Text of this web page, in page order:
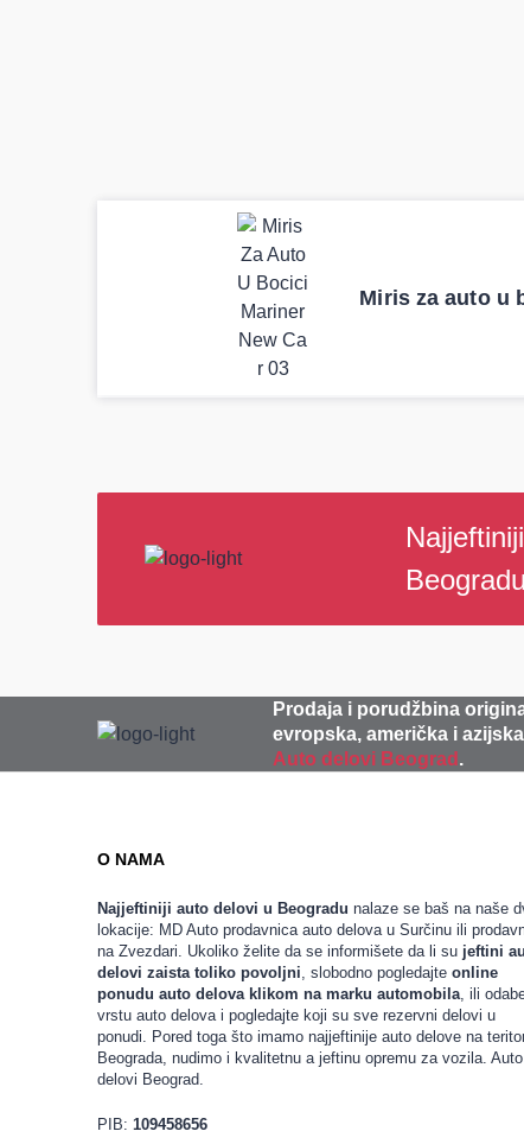
Miris za auto u
najbolje cene su ovde. Kupila sam
Uvek dobra preporuka za
pohvale!
Svetlana Večerinović, Beograd (Opel Astra)
Beogradu
Prodaja i porudžbina
evropska, američka i
Auto delovi Beograd .
O NAMA
Najjeftiniji auto delovi u Beogradu nalaze se baš na naše
lokacije: MD Auto prodavnica auto delova u Surčinu ili
na Zvezdari. Ukoliko želite da se informišete da li su jeftini
delovi zaista toliko povoljni, slobodno pogledajte online
ponudu auto delova klikom na marku automobila, ili
vrstu auto delova i pogledajte koji su sve rezervni delovi u
ponudi. Pored toga što imamo najjeftinije auto delove na
Beograda, nudimo i kvalitetnu a jeftinu opremu za vozila. Auto
delovi Beograd.
PIB: 109458656